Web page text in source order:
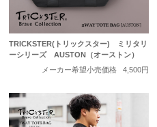
TRICKSTER(トリックスター) ミリタリ
ーシリーズ AUSTON（オーストン）
メーカー希望小売価格
4,500円